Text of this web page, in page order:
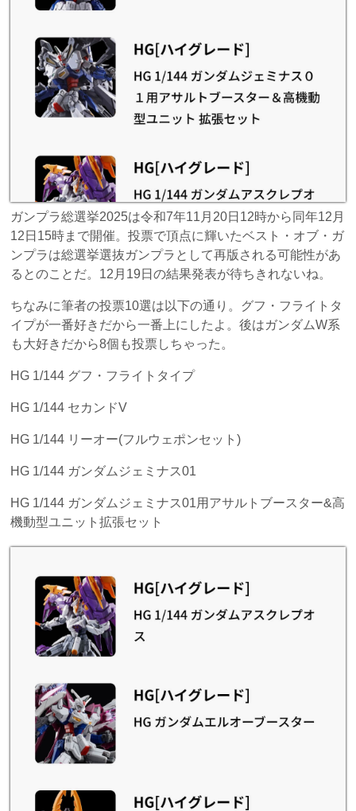
ガンプラ総選挙2025は令和7年11月20日12時から同年12月
12日15時まで開催。投票で頂点に輝いたベスト・オブ・ガ
ンプラは総選挙選抜ガンプラとして再版される可能性があ
るとのことだ。12月19日の結果発表が待ちきれないね。
ちなみに筆者の投票10選は以下の通り。グフ・フライトタ
イプが一番好きだから一番上にしたよ。後はガンダムW系
も大好きだから8個も投票しちゃった。
HG 1/144 グフ・フライトタイプ
HG 1/144 セカンドV
HG 1/144 リーオー(フルウェポンセット)
HG 1/144 ガンダムジェミナス01
HG 1/144 ガンダムジェミナス01用アサルトブースター&高
機動型ユニット拡張セット